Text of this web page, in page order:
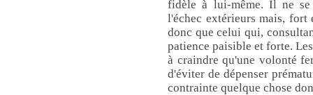
fidèle à lui-même. Il ne
l'échec extérieurs mais,
donc que celui qui,
patience paisible et forte.
à craindre qu'une volonté
d'éviter de dépenser
contrainte quelque chose